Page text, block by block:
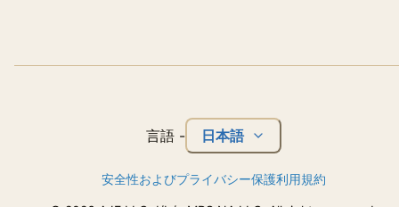
安全性およびプライバシー保護利用規約
言語 - 日本語